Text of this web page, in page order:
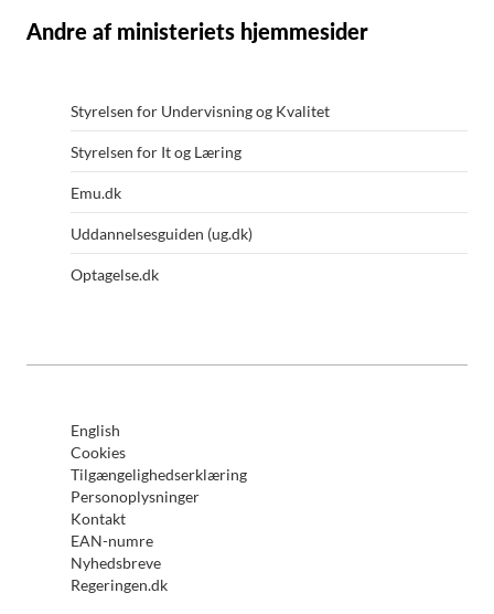
Andre af ministeriets hjemmesider
Styrelsen for Undervisning og Kvalitet
Styrelsen for It og Læring
Emu.dk
Uddannelsesguiden (ug.dk)
Optagelse.dk
English
Cookies
Tilgængelighedserklæring
Personoplysninger
Kontakt
EAN-numre
Nyhedsbreve
Regeringen.dk